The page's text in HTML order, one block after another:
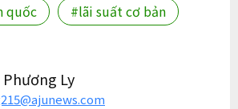
quốc
#lãi suất cơ bản
Ly